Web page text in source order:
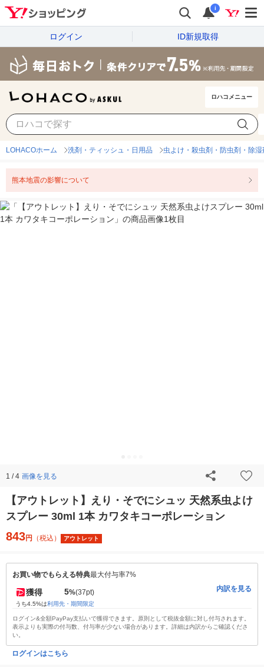
i
ログイン ID新規取得
ロハコメニュー
LOHACOホーム 洗剤・ティッシュ・日用品 虫よけ・殺虫剤・防虫剤・除湿
熊本地震の影響について
1 / 4 画像を見る
【アウトレット】えり・そでにシュッ 天然系虫よけ
スプレー 30ml 1本 カワタキコーポレーション
843円 （税込） アウトレット
お買い物でもらえる特典最大付与率7%
獲得 5%(37pt)
うち4.5%は利用先・期間限定
内訳を見る
ログイン&全額PayPay支払いで獲得できます。原則として税抜金額に対し付与されます。
表示よりも実際の付与数、付与率が少ない場合があります。詳細は内訳からご確認くださ
い。
ログインはこちら